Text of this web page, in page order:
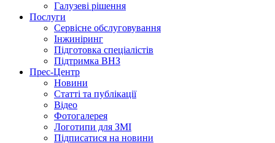
Галузеві рішення
Послуги
Сервісне обслуговування
Інжиніринг
Підготовка спеціалістів
Підтримка ВНЗ
Прес-Центр
Новини
Статті та публікації
Відео
Фотогалерея
Логотипи для ЗМІ
Підписатися на новини